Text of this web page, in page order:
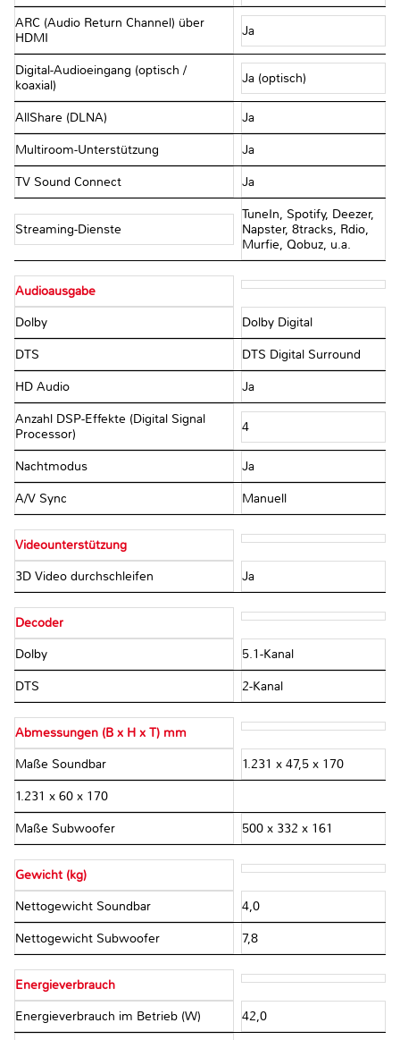
ARC (Audio Return Channel) über
HDMI
Ja
Digital-Audioeingang (optisch /
koaxial)
Ja (optisch)
AllShare (DLNA) Ja
Multiroom-Unterstützung Ja
TV Sound Connect Ja
Streaming-Dienste
TuneIn, Spotify, Deezer,
Napster, 8tracks, Rdio,
Murfie, Qobuz, u.a.
Audioausgabe
Dolby Dolby Digital
DTS DTS Digital Surround
HD Audio Ja
Anzahl DSP-Effekte (Digital Signal
Processor)
4
Nachtmodus Ja
A/V Sync Manuell
Videounterstützung
3D Video durchschleifen Ja
Decoder
Dolby 5.1-Kanal
DTS 2-Kanal
Abmessungen (B x H x T) mm
Maße Soundbar 1.231 x 47,5 x 170
1.231 x 60 x 170
Maße Subwoofer 500 x 332 x 161
Gewicht (kg)
Nettogewicht Soundbar 4,0
Nettogewicht Subwoofer 7,8
Energieverbrauch
Energieverbrauch im Betrieb (W) 42,0